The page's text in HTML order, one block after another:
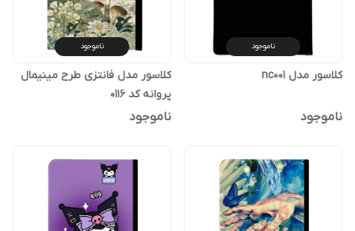
ناموجود
کلاسور مدل nc001
ناموجود
ناموجود
کلاسور مدل فانتزی طرح مینیمال
پروانه کد 0116
ناموجود